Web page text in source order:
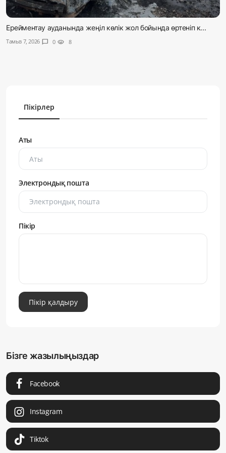
Ерейментау ауданында жеңіл көлік жол бойында өртеніп к...
Тамыз 7, 2026 chat_bubble 0 visibility 8
Пікірлер
Аты
Электрондық пошта
Пікір
Пікір қалдыру
Бізге жазылыңыздар
Facebook
Instagram
Tiktok